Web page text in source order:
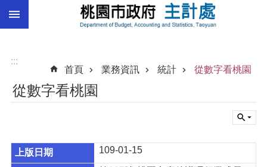
跳到主要內容區塊
計
算
進
:::
首頁
業務資訊 統計 從數字看桃園
從數字看桃園
109-01-15